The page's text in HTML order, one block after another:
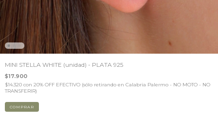
MINI STELLA WHITE (unidad) - PLATA 925
$17.900
$14.320 con 20% OFF EFECTIVO (sólo retirando en Calabria Palermo - NO MOTO - NO
TRANSFERIR)